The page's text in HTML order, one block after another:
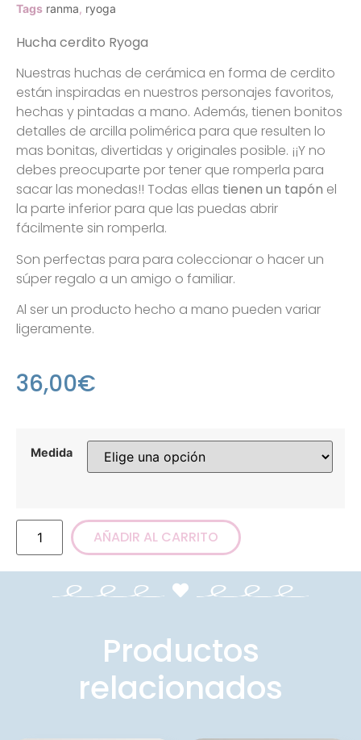
Tags ranma, ryoga
Hucha cerdito Ryoga
Nuestras huchas de cerámica en forma de cerdito
están inspiradas en nuestros personajes favoritos,
hechas y pintadas a mano. Además, tienen bonitos
detalles de arcilla polimérica para que resulten lo
mas bonitas, divertidas y originales posible. ¡¡Y no
debes preocuparte por tener que romperla para
sacar las monedas!! Todas ellas tienen un tapón el
la parte inferior para que las puedas abrir
fácilmente sin romperla.
Son perfectas para para coleccionar o hacer un
súper regalo a un amigo o familiar.
Al ser un producto hecho a mano pueden variar
ligeramente.
36,00€
Medida
AÑADIR AL CARRITO
Productos
relacionados